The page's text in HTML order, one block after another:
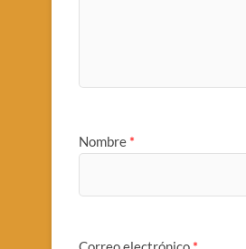
Nombre *